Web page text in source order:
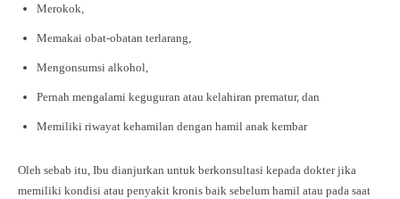
Merokok,
Memakai obat-obatan terlarang,
Mengonsumsi alkohol,
Pernah mengalami keguguran atau kelahiran prematur, dan
Memiliki riwayat kehamilan dengan hamil anak kembar
Oleh sebab itu, Ibu dianjurkan untuk berkonsultasi kepada dokter jika
memiliki kondisi atau penyakit kronis baik sebelum hamil atau pada saat